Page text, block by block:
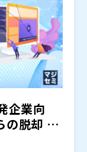
十分な確認が
追加、削除さ
企業向
の脱却 〜